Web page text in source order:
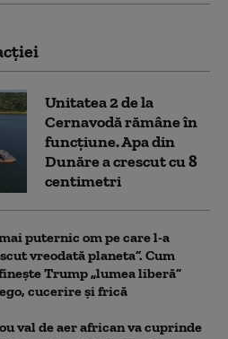
Unitatea 2 de la
Cernavodă rămâne în
funcțiune. Apa din
Dunăre a crescut cu 8
centimetri
puternic om pe care l-a
vreodată planeta”. Cum
Trump „lumea liberă”
cucerire și frică
val de aer african va cuprinde